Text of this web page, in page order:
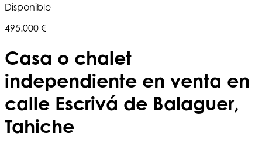
Disponible
495.000 €
Casa o chalet
independiente en venta en
calle Escrivá de Balaguer,
Tahiche